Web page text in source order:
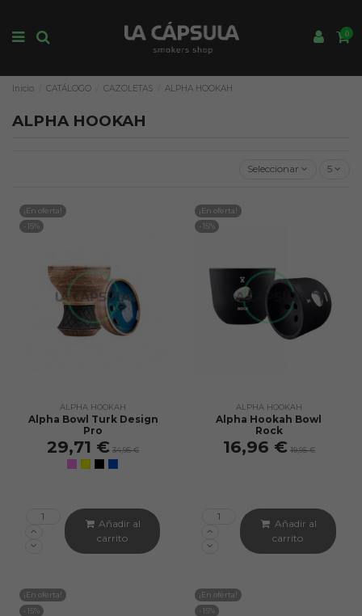
0
Inicio CATÁLOGO CAZOLETAS ALPHA HOOKAH
ALPHA HOOKAH
Seleccionar 5
¡En oferta!
-15%
ALPHA HOOKAH
Alpha Bowl Turk Design
Pro
29,71 € 34,95 €
Añadir al
carrito
¡En oferta!
-15%
ALPHA HOOKAH
Alpha Hookah Bowl
Rock
16,96 € 19,95 €
Añadir al
carrito
¡En oferta!
-15%
¡En oferta!
-15%